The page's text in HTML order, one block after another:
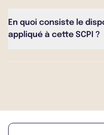
avec des périodes de
Une fois la collecte
En quoi consiste le
appliqué à cette SCPI ?
conditions : *